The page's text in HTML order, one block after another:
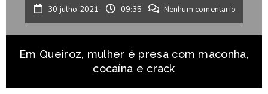
30 julho 2021 09:35 Nenhum comentario
Em Queiroz, mulher é presa com maconha,
cocaína e crack